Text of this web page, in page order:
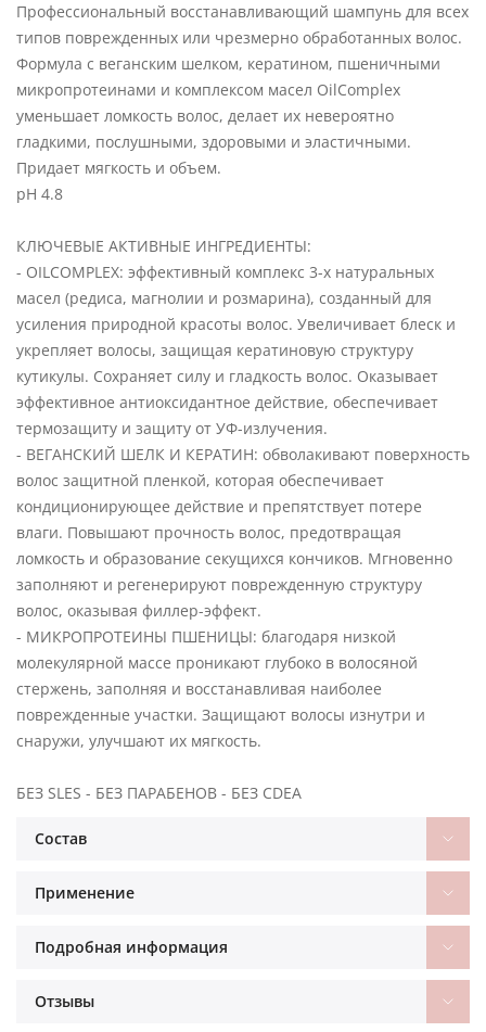
Профессиональный восстанавливающий шампунь для всех
типов поврежденных или чрезмерно обработанных волос.
Формула с веганским шелком, кератином, пшеничными
микропротеинами и комплексом масел OilComplex
уменьшает ломкость волос, делает их невероятно
гладкими, послушными, здоровыми и эластичными.
Придает мягкость и объем.
pH 4.8
КЛЮЧЕВЫЕ АКТИВНЫЕ ИНГРЕДИЕНТЫ:
- OILCOMPLEX: эффективный комплекс 3-х натуральных
масел (редиса, магнолии и розмарина), созданный для
усиления природной красоты волос. Увеличивает блеск и
укрепляет волосы, защищая кератиновую структуру
кутикулы. Сохраняет силу и гладкость волос. Оказывает
эффективное антиоксидантное действие, обеспечивает
термозащиту и защиту от УФ-излучения.
- ВЕГАНСКИЙ ШЕЛК И КЕРАТИН: обволакивают поверхность
волос защитной пленкой, которая обеспечивает
кондиционирующее действие и препятствует потере
влаги. Повышают прочность волос, предотвращая
ломкость и образование секущихся кончиков. Мгновенно
заполняют и регенерируют поврежденную структуру
волос, оказывая филлер-эффект.
- МИКРОПРОТЕИНЫ ПШЕНИЦЫ: благодаря низкой
молекулярной массе проникают глубоко в волосяной
стержень, заполняя и восстанавливая наиболее
поврежденные участки. Защищают волосы изнутри и
снаружи, улучшают их мягкость.
БЕЗ SLES - БЕЗ ПАРАБЕНОВ - БЕЗ CDEA
Состав
Применение
Подробная информация
Отзывы